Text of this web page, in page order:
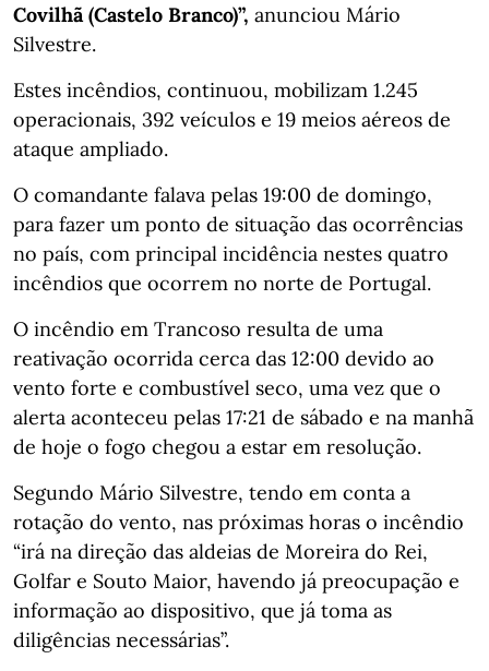
Covilhã (Castelo Branco)”, anunciou Mário
Silvestre.
Estes incêndios, continuou, mobilizam 1.245
operacionais, 392 veículos e 19 meios aéreos de
ataque ampliado.
O comandante falava pelas 19:00 de domingo,
para fazer um ponto de situação das ocorrências
no país, com principal incidência nestes quatro
incêndios que ocorrem no norte de Portugal.
O incêndio em Trancoso resulta de uma
reativação ocorrida cerca das 12:00 devido ao
vento forte e combustível seco, uma vez que o
alerta aconteceu pelas 17:21 de sábado e na manhã
de hoje o fogo chegou a estar em resolução.
Segundo Mário Silvestre, tendo em conta a
rotação do vento, nas próximas horas o incêndio
“irá na direção das aldeias de Moreira do Rei,
Golfar e Souto Maior, havendo já preocupação e
informação ao dispositivo, que já toma as
diligências necessárias”.